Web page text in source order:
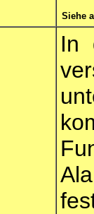
Siehe
In